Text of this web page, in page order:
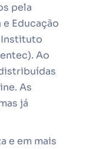
pela
Educação
Instituto
Ao
As
já
e em mais